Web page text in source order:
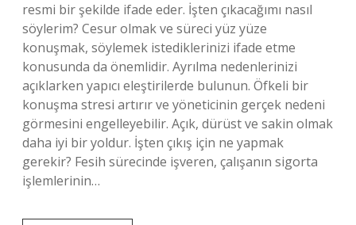
resmi bir şekilde ifade eder. İşten çıkacağımı nasıl
söylerim? Cesur olmak ve süreci yüz yüze
konuşmak, söylemek istediklerinizi ifade etme
konusunda da önemlidir. Ayrılma nedenlerinizi
açıklarken yapıcı eleştirilerde bulunun. Öfkeli bir
konuşma stresi artırır ve yöneticinin gerçek nedeni
görmesini engelleyebilir. Açık, dürüst ve sakin olmak
daha iyi bir yoldur. İşten çıkış için ne yapmak
gerekir? Fesih sürecinde işveren, çalışanın sigorta
işlemlerinin…